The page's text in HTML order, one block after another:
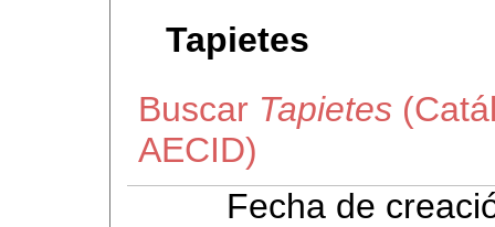
Tapietes
Buscar Tapietes
AECID)
Fecha de